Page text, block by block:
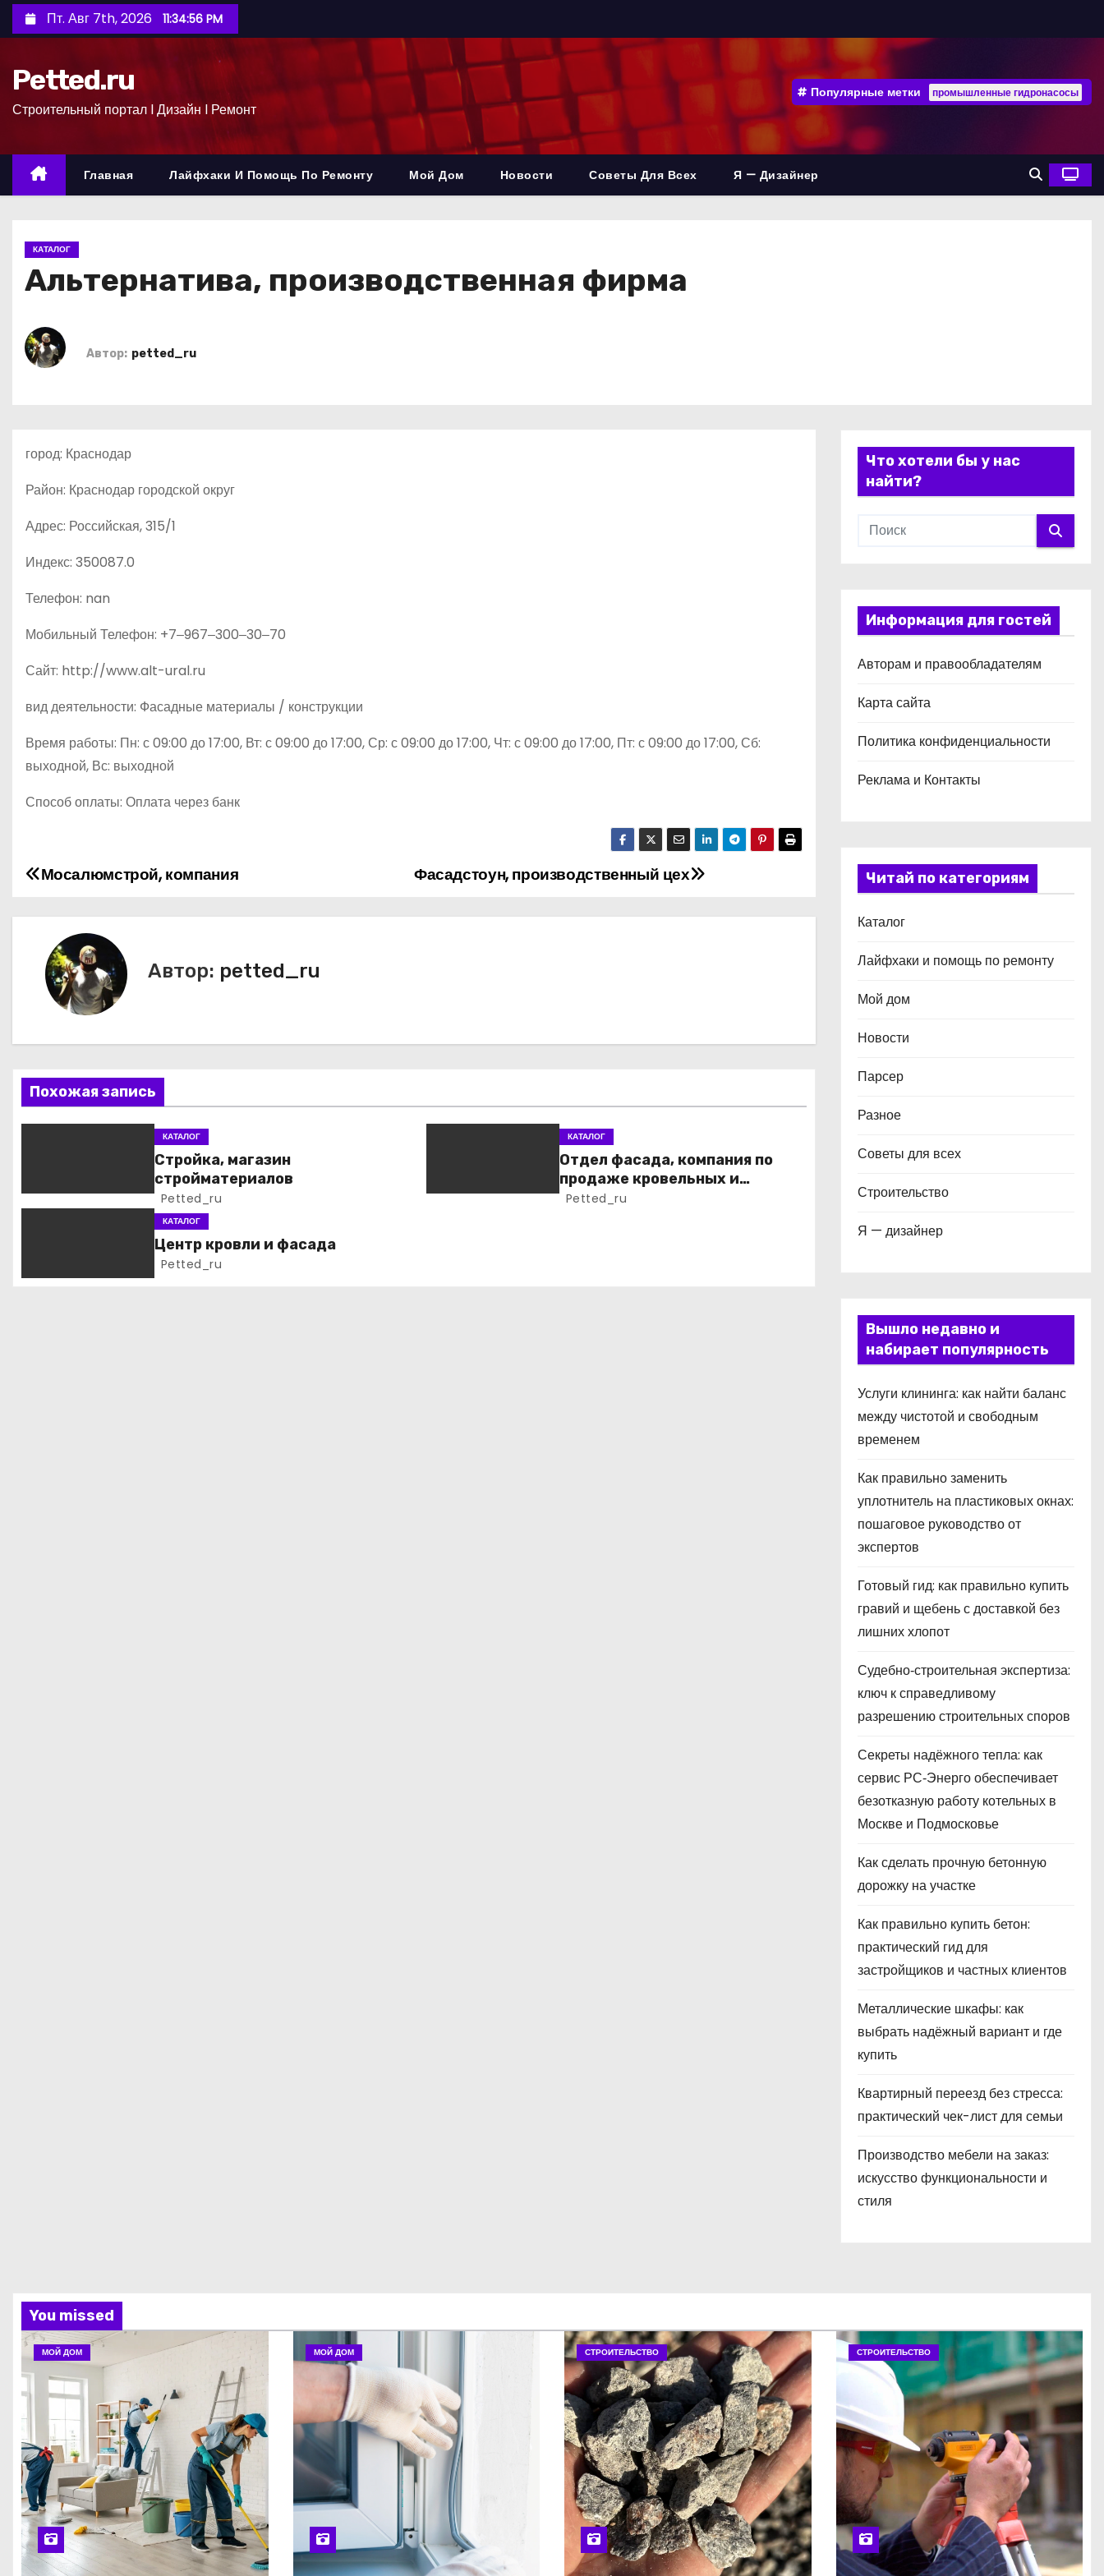
е
с
Пт. Авг 7th, 2026 11:34:57 PM
Petted.ru
Строительный портал l Дизайн l Ремонт
Популярные метки промышленные гидронасосы
Главная Лайфхаки И Помощь По Ремонту Мой Дом Новости Советы Для Всех Я — Дизайнер
КАТАЛОГ
Альтернатива, производственная фирма
Автор: petted_ru
город: Краснодар
Район: Краснодар городской округ
Адрес: Российская, 315/1
Индекс: 350087.0
Телефон: nan
Мобильный Телефон: +7‒967‒300‒30‒70
Сайт: http://www.alt-ural.ru
вид деятельности: Фасадные материалы / конструкции
Время работы: Пн: с 09:00 до 17:00, Вт: с 09:00 до 17:00, Ср: с 09:00 до 17:00, Чт: с 09:00 до 17:00, Пт: с 09:00 до 17:00, Сб:
выходной, Вс: выходной
Способ оплаты: Оплата через банк
Н
а
а
ц
и
п
Фасадстоун, производственный цех
Мосалюмстрой, компания
Автор: petted_ru
Похожая запись
КАТАЛОГ
Стройка, магазин
стройматериалов
Petted_ru
КАТАЛОГ
Отдел фасада, компания по
продаже кровельных и
фасадных материалов
Petted_ru
КАТАЛОГ
Центр кровли и фасада
Petted_ru
Что хотели бы у нас
найти?
Информация для гостей
Авторам и правообладателям
Карта сайта
Политика конфиденциальности
Реклама и Контакты
Читай по категориям
Каталог
Лайфхаки и помощь по ремонту
Мой дом
Новости
Парсер
Разное
Советы для всех
Строительство
Я — дизайнер
Вышло недавно и
набирает популярность
Услуги клининга: как найти баланс
между чистотой и свободным
временем
Как правильно заменить
уплотнитель на пластиковых окнах:
пошаговое руководство от
экспертов
Готовый гид: как правильно купить
гравий и щебень с доставкой без
лишних хлопот
Судебно‑строительная экспертиза:
ключ к справедливому
разрешению строительных споров
Секреты надёжного тепла: как
сервис РС‑Энерго обеспечивает
безотказную работу котельных в
Москве и Подмосковье
Как сделать прочную бетонную
дорожку на участке
Как правильно купить бетон:
практический гид для
застройщиков и частных клиентов
Металлические шкафы: как
выбрать надёжный вариант и где
купить
Квартирный переезд без стресса:
практический чек-лист для семьи
Производство мебели на заказ:
искусство функциональности и
стиля
You missed
МОЙ ДОМ МОЙ ДОМ СТРОИТЕЛЬСТВО СТРОИТЕЛЬСТВО